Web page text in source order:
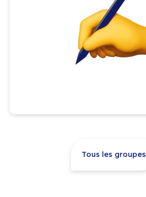
Tous les groupes